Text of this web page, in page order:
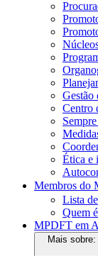
Gestão
Centro
Ética e
Membros do
Lista
Quem
MPDFT em
Mais